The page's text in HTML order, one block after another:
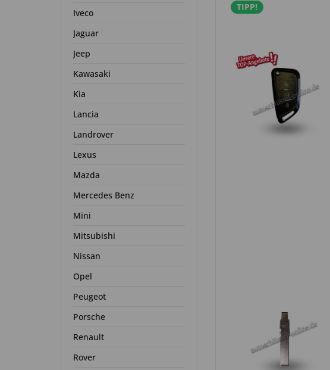
Iveco
Jaguar
Jeep
Kawasaki
Kia
Lancia
Landrover
Lexus
Mazda
Mercedes Benz
Mini
Mitsubishi
Nissan
Opel
Peugeot
Porsche
Renault
Rover
TIPP!